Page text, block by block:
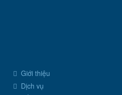
Giới thiệu
Dịch vụ